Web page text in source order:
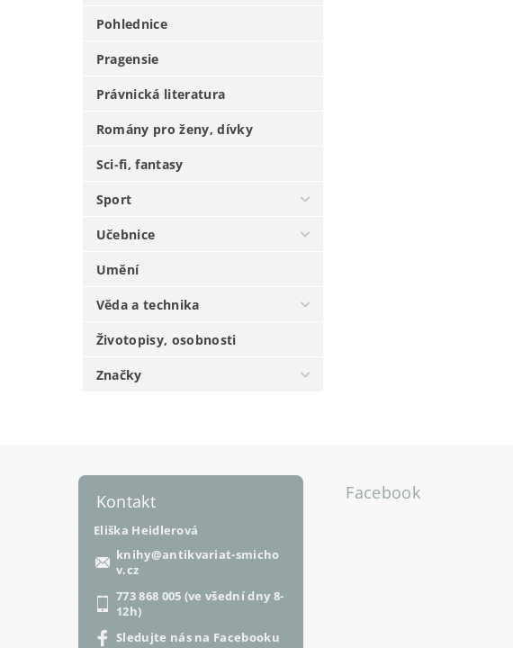
Pohlednice
Pragensie
Právnická literatura
Romány pro ženy, dívky
Sci-fi, fantasy
Sport
Učebnice
Umění
Věda a technika
Životopisy, osobnosti
Značky
Kontakt
Eliška Heidlerová
knihy@antikvariat-smicho
v.cz
773 868 005 (ve všední dny 8-
12h)
Sledujte nás na Facebooku
Facebook